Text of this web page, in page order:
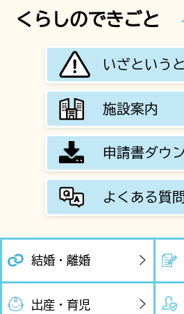
新）
2026年8月3日 市政情報 New!
市有地売却（一般競争入札
2026年8月2日 市政情報
下妻市長選挙 開票速報（
2026年8月2日
下妻市長選挙 投票速報（
くらしのできごと
いざという
施設案内
申請書ダウ
よくある質問
結婚・離婚
出産・育児